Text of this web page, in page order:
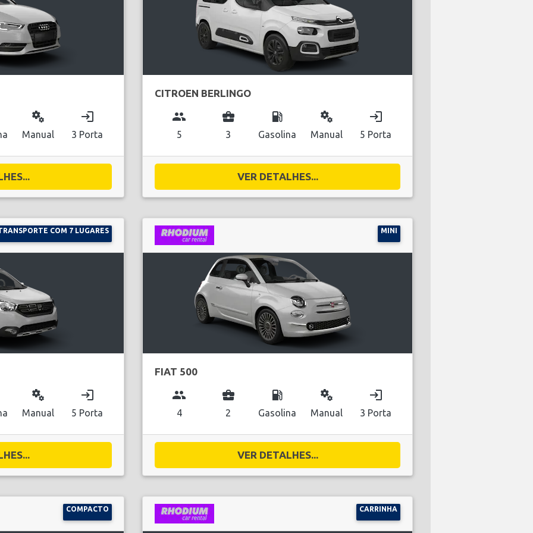
miscellaneous_services
Manual
login
3 Porta
CITROEN BERLINGO
group
5
business_center
3
local_gas_station
Gasolina
miscellaneous_services
Manual
login
5 Porta
VER DETALHES...
COM 7 LUGARES
miscellaneous_services
Manual
login
5 Porta
MINI
FIAT 500
group
4
business_center
2
local_gas_station
Gasolina
miscellaneous_services
Manual
login
3 Porta
VER DETALHES...
COMPACTO CARRINHA